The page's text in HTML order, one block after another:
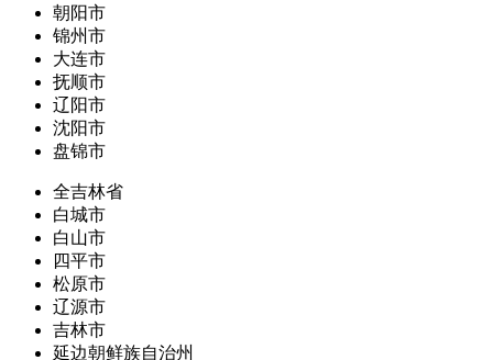
朝阳市
锦州市
大连市
抚顺市
辽阳市
沈阳市
盘锦市
全吉林省
白城市
白山市
四平市
松原市
辽源市
吉林市
延边朝鲜族自治州